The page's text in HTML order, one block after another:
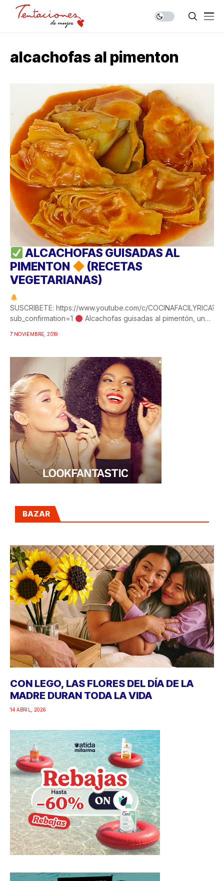
alcachofas al pimenton
ALCACHOFAS GUISADAS AL
PIMENTON
(RECETAS
VEGETARIANAS)
SUSCRIBETE: https://www.youtube.com/c/COCINAFACILYRICA?
sub_confirmation=1
Alcachofas guisadas al pimentón, una
hacerla más veces. Estas alcachofas...
7 NOVIEMBRE, 2019
BAZAR
CON LEGO, LAS FLORES DEL DÍA DE LA
MADRE DURAN TODA LA VIDA
14 ABRIL, 2026